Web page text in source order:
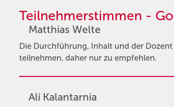
Teilnehmerstimmen -
Matthias Welte
Die Durchführung, Inhalt und der
teilnehmen, daher nur zu empfehlen.
Ali Kalantarnia